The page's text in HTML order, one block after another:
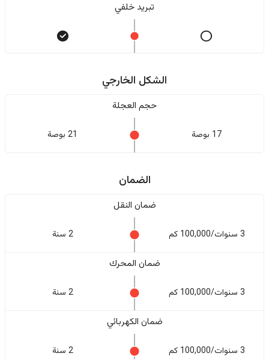
تبريد خلفي
الشكل الخارجي
حجم العجلة
17 بوصة 21 بوصة
الضمان
ضمان النقل
3 سنوات/100,000 كم 2 سنة
ضمان المحرك
3 سنوات/100,000 كم 2 سنة
ضمان الكهربائي
3 سنوات/100,000 كم 2 سنة